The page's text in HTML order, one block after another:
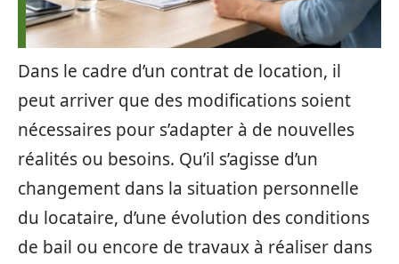
Dans le cadre d’un contrat de location, il
peut arriver que des modifications soient
nécessaires pour s’adapter à de nouvelles
réalités ou besoins. Qu’il s’agisse d’un
changement dans la situation personnelle
du locataire, d’une évolution des conditions
de bail ou encore de travaux à réaliser dans